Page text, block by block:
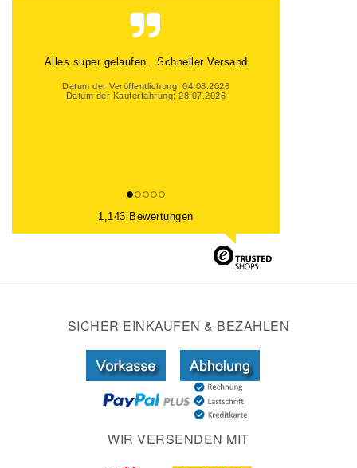
Alles Top gelaufen
Datum der Veröffentlichung: 01.08.2026
Datum der Kauferfahrung: 25.07.2026
1,143 Bewertungen
SICHER EINKAUFEN & BEZAHLEN
WIR VERSENDEN MIT